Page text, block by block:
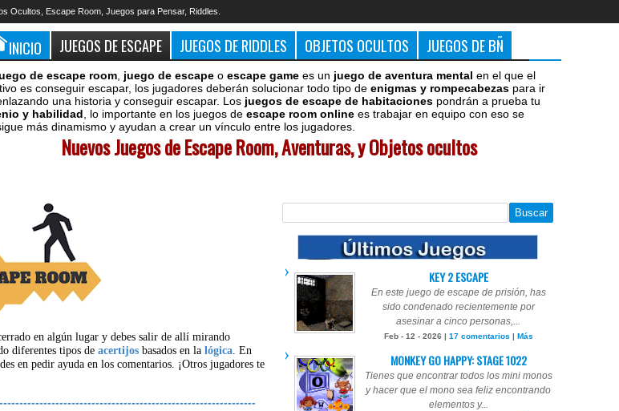
Ocultos, Escape Room, Juegos para Pensar, Riddles.
INICIO JUEGOS DE ESCAPE JUEGOS DE RIDDLES OBJETOS OCULTOS JUEGOS DE BÑ
de escape room juego de escape o escape game es un juego de aventura mental en el que el
es conseguir escapar, los jugadores deberán solucionar todo tipo de enigmas y rompecabezas para ir
una historia y conseguir escapar. Los juegos de escape de habitaciones pondrán a prueba tu
y habilidad , lo importante en los juegos de escape room online es trabajar en equipo con eso se
más dinamismo y ayudan a crear un vínculo entre los jugadores.
Nuevos Juegos de Escape Room, Aventuras, y Objetos ocultos
en algún lugar y debes salir de allí mirando
diferentes tipos deacertijos basados en lalógica. En
en pedir ayuda en los comentarios. ¡Otros jugadores te
KEY 2 ESCAPE
En este juego de escape de prisión, has
sido condenado recientemente por
asesinar a cinco personas,...
Feb - 12 - 2026 | 17 comentarios | Más
MONKEY GO HAPPY: STAGE 1022
Tienes que encontrar todos los mini monos
y hacer que el mono sea feliz encontrando
elementos y...